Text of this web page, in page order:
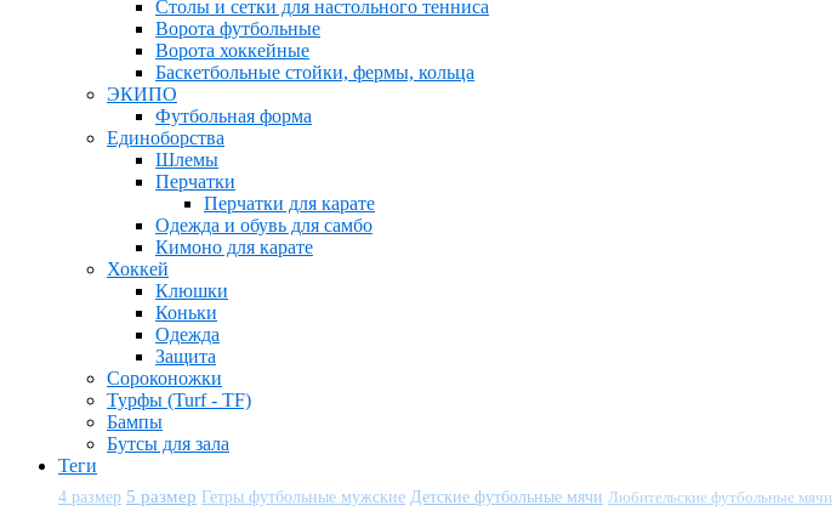
Столы и сетки для настольного тенниса
Ворота футбольные
Ворота хоккейные
Баскетбольные стойки, фермы, кольца
ЭКИПО
Футбольная форма
Единоборства
Шлемы
Перчатки
Перчатки для карате
Одежда и обувь для самбо
Кимоно для карате
Хоккей
Клюшки
Коньки
Одежда
Защита
Сороконожки
Турфы (Turf - TF)
Бампы
Бутсы для зала
Теги
4 размер 5 размер Гетры футбольные мужские Детские футбольные мячи Любительские футбольные мячи